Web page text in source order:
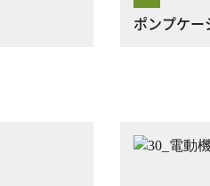
ポンプケ